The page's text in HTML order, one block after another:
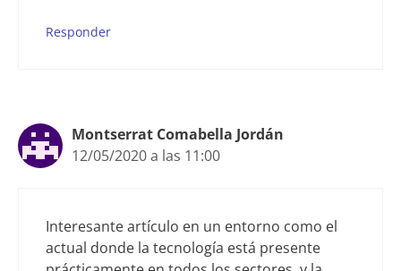
Responder
Montserrat Comabella Jordán
12/05/2020 a las 11:00
Interesante artículo en un entorno como el
actual donde la tecnología está presente